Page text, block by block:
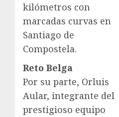
kilómetros con
marcadas curvas en
Santiago de
Compostela.
Reto Belga
Por su parte, Orluis
Aular, integrante del
prestigioso equipo